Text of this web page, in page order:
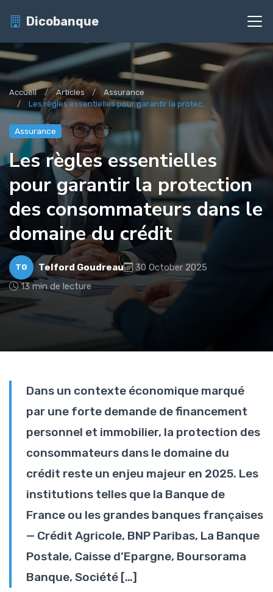
Dicobanque
Accueil Articles
Assurance
Les règles essentielles pour garantir la protec...
Assurance
Les règles essentielles
pour garantir la protection
des consommateurs dans le
domaine du crédit
TG Telford Goudreau
30 October 2025
13 min de lecture
Dans un contexte économique marqué
par une forte demande de financement
personnel et immobilier, la protection des
consommateurs dans le domaine du
crédit reste un enjeu majeur en 2025. Les
institutions telles que la Banque de
France ou les grandes banques françaises
— Crédit Agricole, BNP Paribas, La Banque
Postale, Caisse d’Epargne, Boursorama
Banque, Société […]